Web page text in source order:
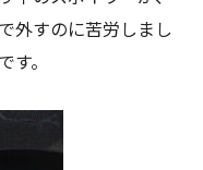
外すのに苦労しまし
。